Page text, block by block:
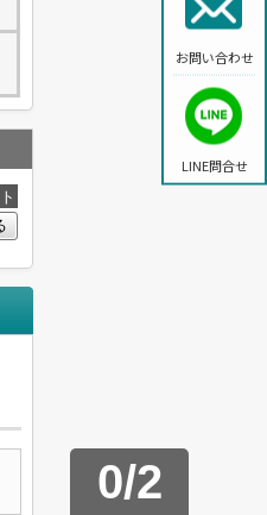
0/2
お問い合わせ
LINE問合せ